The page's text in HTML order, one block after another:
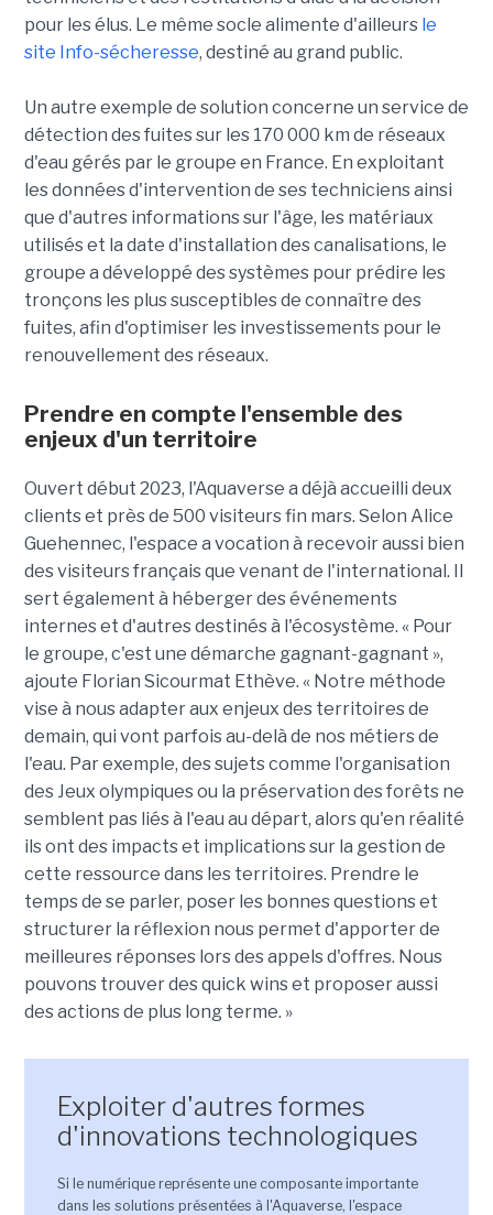
pour les élus. Le même socle alimente d'ailleurs le
site Info-sécheresse, destiné au grand public.
Un autre exemple de solution concerne un service de
détection des fuites sur les 170 000 km de réseaux
d'eau gérés par le groupe en France. En exploitant
les données d'intervention de ses techniciens ainsi
que d'autres informations sur l'âge, les matériaux
utilisés et la date d'installation des canalisations, le
groupe a développé des systèmes pour prédire les
tronçons les plus susceptibles de connaître des
fuites, afin d'optimiser les investissements pour le
renouvellement des réseaux.
Prendre en compte l'ensemble des
enjeux d'un territoire
Ouvert début 2023, l'Aquaverse a déjà accueilli deux
clients et près de 500 visiteurs fin mars. Selon Alice
Guehennec, l'espace a vocation à recevoir aussi bien
des visiteurs français que venant de l'international. Il
sert également à héberger des événements
internes et d'autres destinés à l'écosystème. « Pour
le groupe, c'est une démarche gagnant-gagnant »,
ajoute Florian Sicourmat Ethève. « Notre méthode
vise à nous adapter aux enjeux des territoires de
demain, qui vont parfois au-delà de nos métiers de
l'eau. Par exemple, des sujets comme l'organisation
des Jeux olympiques ou la préservation des forêts ne
semblent pas liés à l'eau au départ, alors qu'en réalité
ils ont des impacts et implications sur la gestion de
cette ressource dans les territoires. Prendre le
temps de se parler, poser les bonnes questions et
structurer la réflexion nous permet d'apporter de
meilleures réponses lors des appels d'offres. Nous
pouvons trouver des quick wins et proposer aussi
des actions de plus long terme. »
Exploiter d'autres formes
d'innovations technologiques
Si le numérique représente une composante importante
dans les solutions présentées à l'Aquaverse, l'espace